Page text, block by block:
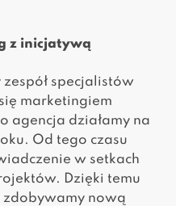
z inicjatywą
specjalistów
marketingiem
agencja działamy na
Od tego czasu
w setkach
Dzięki temu
zdobywamy nową